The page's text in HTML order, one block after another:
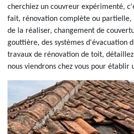
cherchiez un couvreur expérimenté,
fait, rénovation complète ou partielle,
de la réaliser, changement de
gouttière, des systèmes d'évacuation
travaux de rénovation de toit,
nous viendrons chez vous pour établir